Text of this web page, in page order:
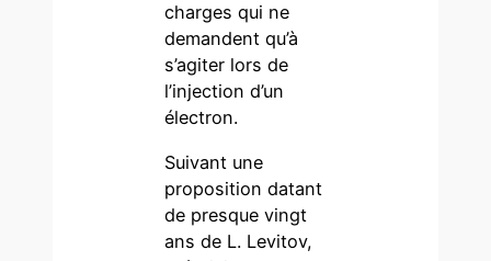
charges qui ne
demandent qu’à
s’agiter lors de
l’injection d’un
électron.
Suivant une
proposition datant
de presque vingt
ans de L. Levitov,